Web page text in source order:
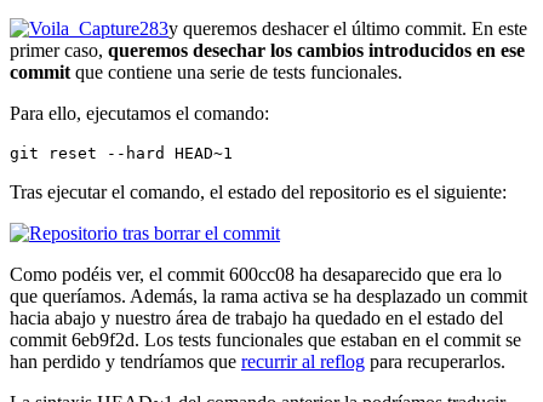
y queremos deshacer el último commit. En este
primer caso, queremos desechar los cambios introducidos en ese
commit que contiene una serie de tests funcionales.
Para ello, ejecutamos el comando:
git reset --hard HEAD~1
Tras ejecutar el comando, el estado del repositorio es el siguiente:
Como podéis ver, el commit 600cc08 ha desaparecido que era lo
que queríamos. Además, la rama activa se ha desplazado un commit
hacia abajo y nuestro área de trabajo ha quedado en el estado del
commit 6eb9f2d. Los tests funcionales que estaban en el commit se
han perdido y tendríamos que recurrir al reflog para recuperarlos.